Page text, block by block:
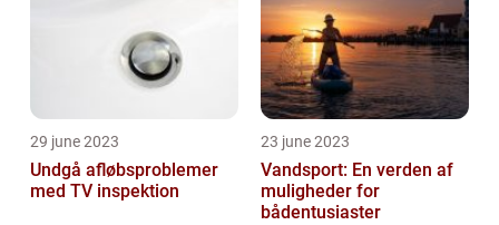
29 june 2023
Undgå afløbsproblemer
med TV inspektion
23 june 2023
Vandsport: En verden af
muligheder for
bådentusiaster